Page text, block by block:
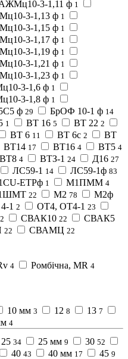
3-1,11 ф 1
3-1,13 ф 1
3-1,15 ф 1
3-1,17 ф 1
3-1,19 ф 1
3-1,21 ф 1
3-1,23 ф 1
3-1,6 ф 1
3-1,8 ф 1
ф 29 БрОФ 10-1 ф 14
1 ВТ 16 5 ВТ 22 2
ВТ 6 11 ВТ 6с 2
ВТ
ВТ14 17 ВТ16 4 ВТ5 4
ВТ8 4 ВТЗ-1 24 Д16 27
ЛС59-1 14 ЛС59-1ф 83
ETPф 1 М1ПММ 4
22 М2 78 М2ф
1 2 ОТ4, ОТ4-1 23
СВАК10 22 СВАК5
22 СВАМЦ 22
4 Ромбічна, MR 4
10 мм 3 12 8 13 7
4
25 34 25 мм 9 30 52
40 43 40 мм 17 45 9